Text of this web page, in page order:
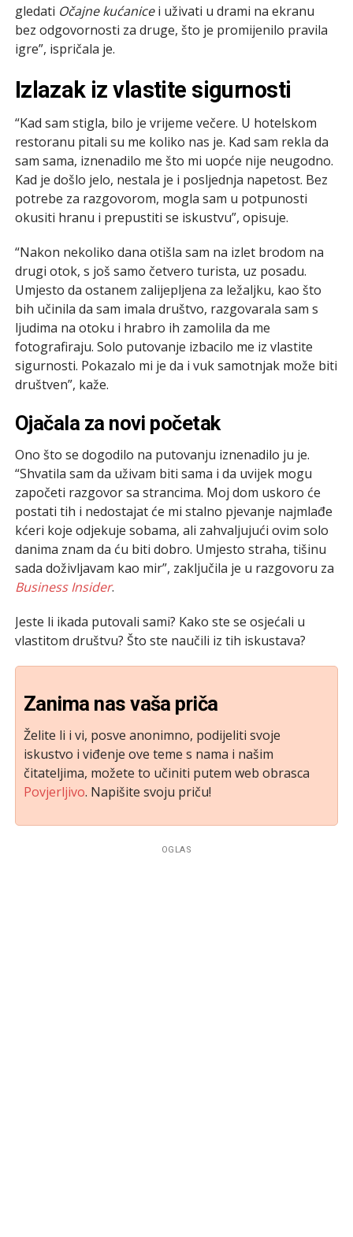
gledati Očajne kućanicei uživati u drami na ekranu
bez odgovornosti za druge, što je promijenilo pravila
igre”, ispričala je.
Izlazak iz vlastite sigurnosti
“Kad sam stigla, bilo je vrijeme večere. U hotelskom
restoranu pitali su me koliko nas je. Kad sam rekla da
sam sama, iznenadilo me što mi uopće nije neugodno.
Kad je došlo jelo, nestala je i posljednja napetost. Bez
potrebe za razgovorom, mogla sam u potpunosti
okusiti hranu i prepustiti se iskustvu”, opisuje.
“Nakon nekoliko dana otišla sam na izlet brodom na
drugi otok, s još samo četvero turista, uz posadu.
Umjesto da ostanem zalijepljena za ležaljku, kao što
bih učinila da sam imala društvo, razgovarala sam s
ljudima na otoku i hrabro ih zamolila da me
fotografiraju. Solo putovanje izbacilo me iz vlastite
sigurnosti. Pokazalo mi je da i vuk samotnjak može biti
društven”, kaže.
Ojačala za novi početak
Ono što se dogodilo na putovanju iznenadilo ju je.
“Shvatila sam da uživam biti sama i da uvijek mogu
započeti razgovor sa strancima. Moj dom uskoro će
postati tih i nedostajat će mi stalno pjevanje najmlađe
kćeri koje odjekuje sobama, ali zahvaljujući ovim solo
danima znam da ću biti dobro. Umjesto straha, tišinu
sada doživljavam kao mir”, zaključila je u razgovoru za
Business Insider.
Jeste li ikada putovali sami? Kako ste se osjećali u
vlastitom društvu? Što ste naučili iz tih iskustava?
Zanima nas vaša priča
Želite li i vi, posve anonimno, podijeliti svoje
iskustvo i viđenje ove teme s nama i našim
čitateljima, možete to učiniti putem web obrasca
Povjerljivo. Napišite svoju priču!
OGLAS